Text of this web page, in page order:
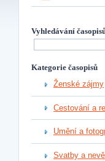
Vyhledávání
Kategorie časopisů
Ženské zájmy
Cestování a
Umění a
Svatby a